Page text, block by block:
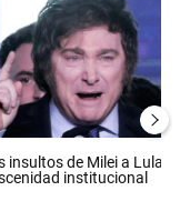
insultos de Milei a Lula:
institucional